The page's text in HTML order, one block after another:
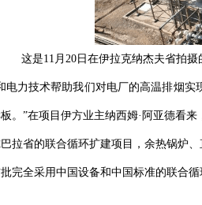
这是11月20日在伊拉克纳杰夫省拍
电力技术帮助我们对电厂的高温排烟
。”在项目伊方业主纳西姆·阿亚德看
拉省的联合循环扩建项目，余热锅炉
完全采用中国设备和中国标准的联合